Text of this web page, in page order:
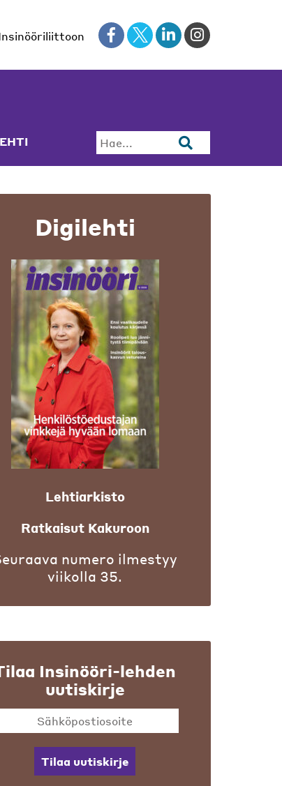
Hae...
Digilehti
Lehtiarkisto
Ratkaisut Kakuroon
numero ilmestyy
viikolla 35.
Insinööri-lehden
uutiskirje
Tilaa uutiskirje